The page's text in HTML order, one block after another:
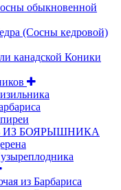
обыкновенной
(Сосны кедровой)
канадской Коники
ИЗ БОЯРЫШНИКА
из Барбариса